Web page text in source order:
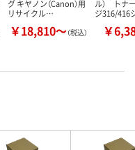
グ キヤノン（Canon）用
リサイクル…
￥18,810～（税込）
ル） トナ
ジ316/416
￥